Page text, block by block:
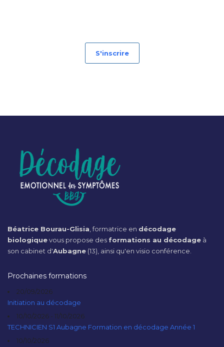
S'inscrire
Béatrice Bourau-Glisia , formatrice en décodage
biologiquevous propose des formations au décodage à
son cabinet d'Aubagne (13), ainsi qu'en visio conférence.
Prochaines formations
20/09/2026
Initiation au décodage
10/10/2026 - 11/10/2026
TECHNICIEN S1 Aubagne Formation en décodage Année 1
10/10/2026